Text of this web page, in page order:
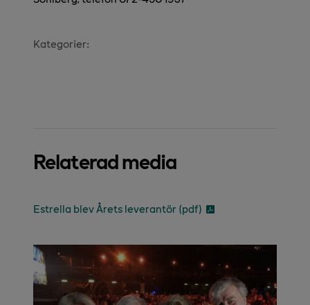
Kategorier:
Relaterad media
Estrella blev Årets leverantör (pdf)